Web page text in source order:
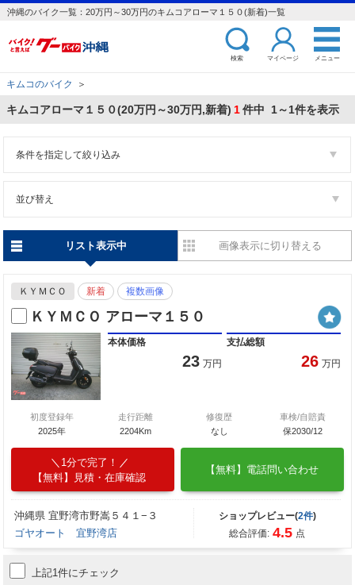
沖縄のバイク一覧：20万円～30万円のキムコアローマ１５０(新着)一覧
検索 マイページ メニュー
キムコのバイク ＞
キムコアローマ１５０(20万円～30万円,新着) 1件中 1～1件を表示
条件を指定して絞り込み
並び替え
リスト表示中 画像表示に切り替える
ＫＹＭＣＯ 新着 複数画像
ＫＹＭＣＯ アローマ１５０
本体価格
23 万円
支払総額
26 万円
初度登録年
2025年
走行距離
2204Km
修復歴
なし
車検/自賠責
保2030/12
1分で完了！
【無料】見積・在庫確認
【無料】電話問い合わせ
沖縄県 宜野湾市野嵩５４１−３
ゴヤオート 宜野湾店
ショップレビュー(2件)
総合評価: 4.5 点
上記1件にチェック